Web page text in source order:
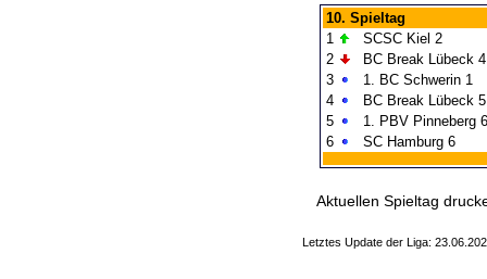
10. Spieltag
1
SCSC Kiel 2
2
BC Break Lübeck 4
3
1. BC Schwerin 1
4
BC Break Lübeck 5
5
1. PBV Pinneberg 6
6
SC Hamburg 6
Aktuellen Spieltag
Letztes Update der Liga: